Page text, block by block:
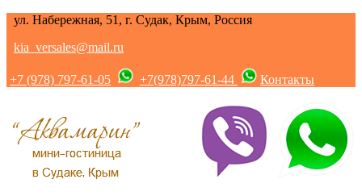
ул. Набережная, 51, г. Судак, Крым, Россия
kia_versales@mail.ru
+7 (978) 797-61-05 +7(978)797-61-44 Контакты